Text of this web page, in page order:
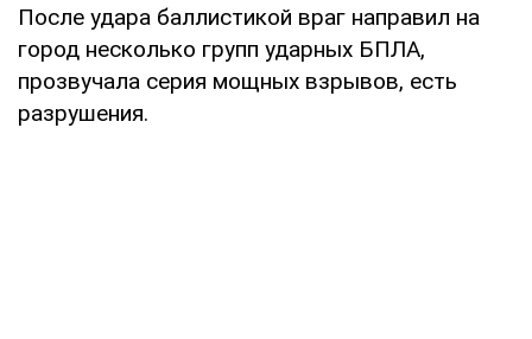
После удара баллистикой враг направил на
город несколько групп ударных БПЛА,
прозвучала серия мощных взрывов, есть
разрушения.